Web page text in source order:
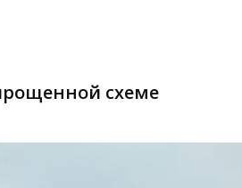
схеме